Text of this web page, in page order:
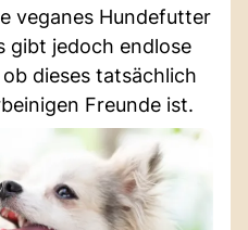
veganes Hundefutter
gibt jedoch endlose
dieses tatsächlich
Freunde ist.